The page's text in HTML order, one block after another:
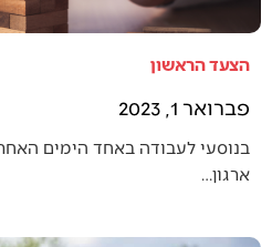
הצעד הראשון
פברואר 1, 2023
בנוסעי לעבודה באחד הימים
ארגון…